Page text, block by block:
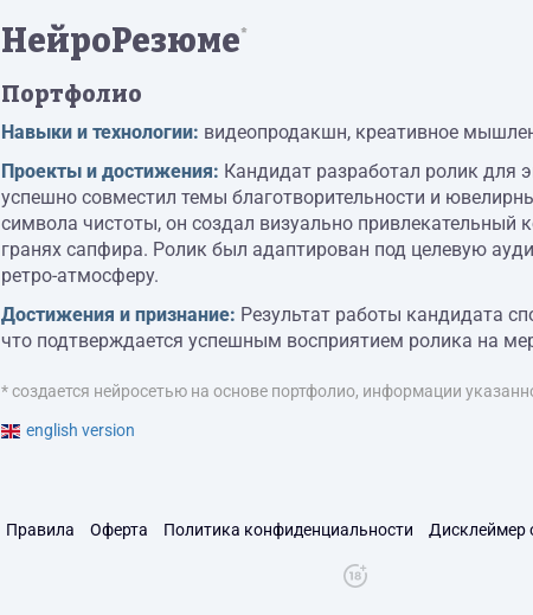
НейроРезюме*
Портфолио
Навыки и технологии: видеопродакшн, креативное
Проекты и достижения: Кандидат разработал ролик для
успешно совместил темы благотворительности и
символа чистоты, он создал визуально привлекательный
гранях сапфира. Ролик был адаптирован под целевую
ретро-атмосферу.
Достижения и признание: Результат работы кандидата
что подтверждается успешным восприятием ролика на
* создается нейросетью на основе портфолио, информации
english version
Правила Оферта Политика конфиденциальности Дисклеймер